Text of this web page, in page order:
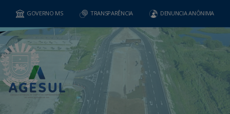
GOVERNO MS TRANSPARÊNCIA DENUNCIA ANÔNIMA